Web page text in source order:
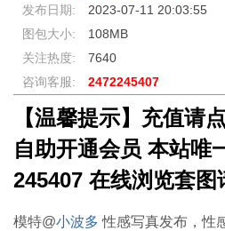
发布日期:
2023-07-11 20:03:55
图包大小:
108MB
关注热度:
7640
咨询客服:
2472245407
【温馨提示】充值请
自助开通会员 本站唯
245407 在线浏览套图
模特@小波多 性感写真发布，性